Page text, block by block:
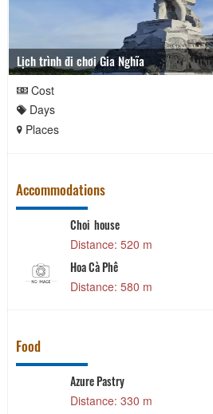
Lịch trình đi chơi Gia Nghĩa
Cost
Days
Places
Accommodations
Distance: 520 m
Hoa Cà Phê
Distance: 580 m
Food
Azure Pastry
Distance: 330 m